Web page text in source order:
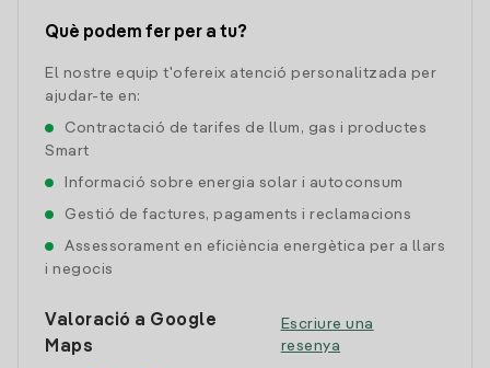
Què podem fer per a tu?
El nostre equip t'ofereix atenció personalitzada per
ajudar-te en:
Contractació de tarifes de llum, gas i productes
Smart
Informació sobre energia solar i autoconsum
Gestió de factures, pagaments i reclamacions
Assessorament en eficiència energètica per a llars
i negocis
Valoració a Google
Maps
Escriure una
resenya